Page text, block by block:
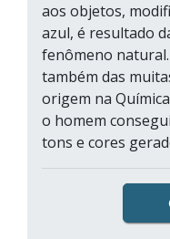
aos objetos,
azul, é resultado
fenômeno
também das
origem na
o homem
tons e cores